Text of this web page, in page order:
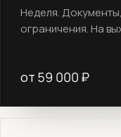
Неделя.
ограничения. На
от 59 000 ₽